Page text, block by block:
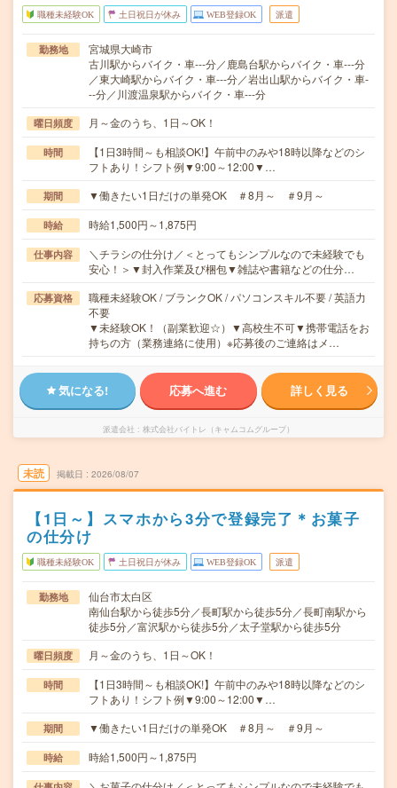
職種未経験OK 土日祝日が休み WEB登録OK 派遣
勤務地
宮城県大崎市
古川駅からバイク・車---分／鹿島台駅からバイク・車---分
／東大崎駅からバイク・車---分／岩出山駅からバイク・車-
--分／川渡温泉駅からバイク・車---分
曜日頻度 月～金のうち、1日～OK！
時間
【1日3時間～も相談OK!】午前中のみや18時以降などのシ
フトあり！シフト例▼9:00～12:00▼…
期間 ▼働きたい1日だけの単発OK ＃8月～ ＃9月～
時給 時給1,500円～1,875円
仕事内容
＼チラシの仕分け／＜とってもシンプルなので未経験でも
安心！＞▼封入作業及び梱包▼雑誌や書籍などの仕分…
応募資格
職種未経験OK / ブランクOK / パソコンスキル不要 / 英語力
不要
▼未経験OK！（副業歓迎☆）▼高校生不可▼携帯電話をお
持ちの方（業務連絡に使用）※応募後のご連絡はメ…
気になる! 応募へ進む 詳しく見る
派遣会社 株式会社バイトレ（キャムコムグループ）
未読 掲載日 2026/08/07
【1日～】スマホから3分で登録完了＊お菓子
の仕分け
職種未経験OK 土日祝日が休み WEB登録OK 派遣
勤務地
仙台市太白区
南仙台駅から徒歩5分／長町駅から徒歩5分／長町南駅から
徒歩5分／富沢駅から徒歩5分／太子堂駅から徒歩5分
曜日頻度 月～金のうち、1日～OK！
時間
【1日3時間～も相談OK!】午前中のみや18時以降などのシ
フトあり！シフト例▼9:00～12:00▼…
期間 ▼働きたい1日だけの単発OK ＃8月～ ＃9月～
時給 時給1,500円～1,875円